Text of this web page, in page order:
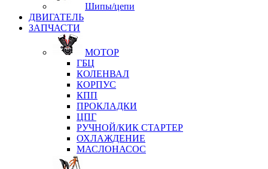
Шипы/цепи
ДВИГАТЕЛЬ
ЗАПЧАСТИ
МОТОР
ГБЦ
КОЛЕНВАЛ
КОРПУС
КПП
ПРОКЛАДКИ
ЦПГ
РУЧНОЙ/КИК СТАРТЕР
ОХЛАЖДЕНИЕ
МАСЛОНАСОС